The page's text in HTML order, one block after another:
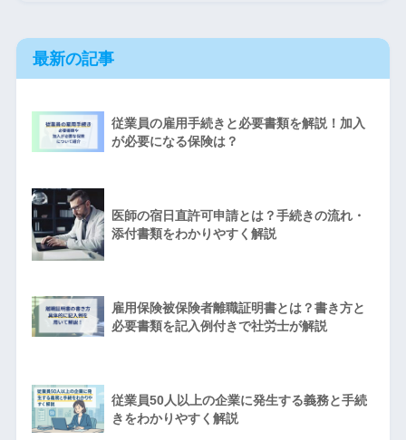
最新の記事
従業員の雇用手続きと必要書類を解説！加入
が必要になる保険は？
医師の宿日直許可申請とは？手続きの流れ・
添付書類をわかりやすく解説
雇用保険被保険者離職証明書とは？書き方と
必要書類を記入例付きで社労士が解説
従業員50人以上の企業に発生する義務と手続
きをわかりやすく解説